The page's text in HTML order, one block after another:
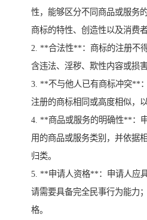
性，能够区分不同商品或服务
商标的特性、创造性以及消费
2. **合法性**：商标的注册不
含违法、淫秽、欺性内容或损
3. **不与他人已有商标冲突**
注册的商标相同或高度相似，
4. **商品或服务的明确性**：
用的商品或服务类别，并依据
归类。
5. **申请人资格**：申请人应
请需要具备完全民事行为能力
格。